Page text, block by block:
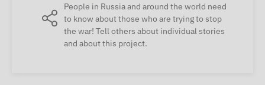
People in Russia and around the world need
to know about those who are trying to stop
the war! Tell others about individual stories
and about this project.